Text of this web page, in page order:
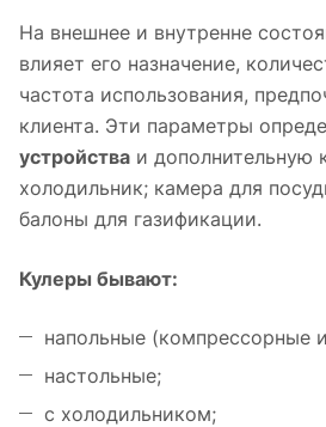
На внешнее и внутренне
влияет его назначение,
частота использования,
клиента. Эти параметры
устройства и дополнительную
холодильник; камера для
балоны для газификации.
Кулеры бывают:
напольные (компрессорные
настольные;
с холодильником;